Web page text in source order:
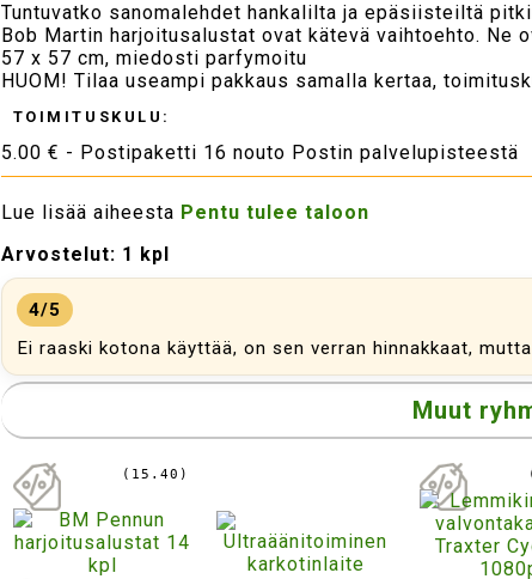
Tuntuvatko sanomalehdet hankalilta ja epäsiisteiltä
Bob Martin harjoitusalustat ovat kätevä vaihtoehto. Ne
57 x 57 cm, miedosti parfymoitu
HUOM! Tilaa useampi pakkaus samalla kertaa,
TOIMITUSKULU:
5.00 € - Postipaketti 16 nouto Postin palvelupisteestä
Lue lisää aiheesta Pentu tulee taloon
Arvostelut: 1 kpl
4/5
Ei raaski kotona käyttää, on sen verran hinnakkaat,
Muut
(15.40)